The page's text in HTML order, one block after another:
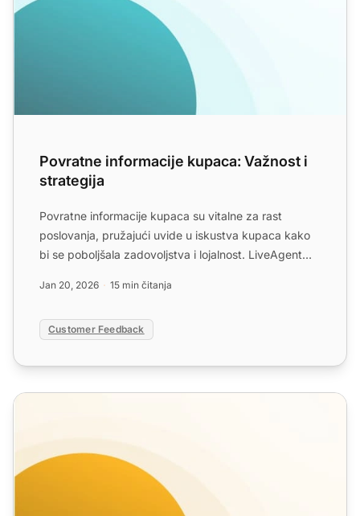
Povratne informacije kupaca: Važnost i
strategija
Povratne informacije kupaca su vitalne za rast
poslovanja, pružajući uvide u iskustva kupaca kako
bi se poboljšala zadovoljstva i lojalnost. LiveAgent
Jan 20, 2026 15 min čitanja
Customer Feedback
Predlošci za e-poštu s zahtjevom za povratnu informaciju